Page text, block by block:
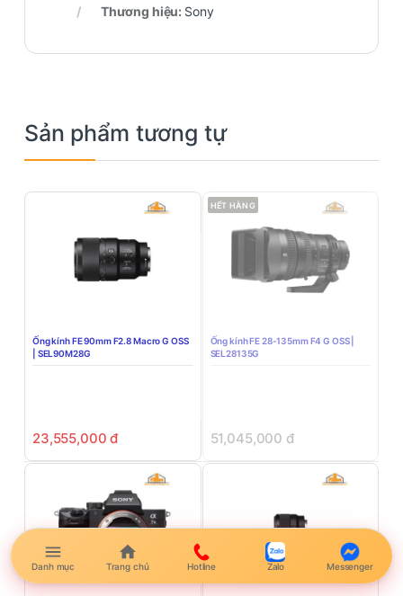
Thương hiệu: Sony
Sản phẩm tương tự
Ống kính FE 90mm F2.8 Macro G OSS
| SEL90M28G
23,555,000đ
HẾT HÀNG
Ống kính FE 28-135mm F4 G OSS |
SEL28135G
51,045,000 đ
Trang chủ
Danh mục Hotline Zalo Messenger